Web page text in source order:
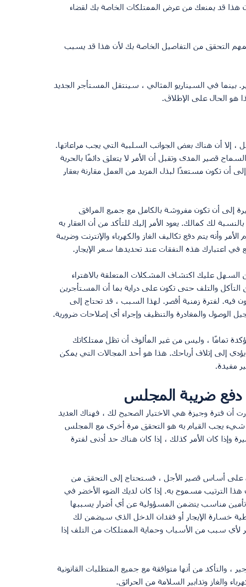
هذا قد يمنعك من عرض الممتلكات الخاصة بك لقضاء
التحقق من التفاصيل الخاصة بك لأن هذا قد يسبب
بينما في السيناريو المثالي ، سينتقل المستأجر الجديد
هو الحال على الإطلاق.
، إلا أن هناك بعض الجوانب السلبية التي يجب مراعاتها.
قصير المدى وتقبل أن الأمر لا يتعلق دائمًا بالحرية
أن تكون مستعدًا لبذل المزيد من العمل مقارنة بعقار
إلى أن تكون مفروشة بالكامل مع جميع المرافق
لك كمالك. يعود الأمر إليك للتأكد من أن العقار به
وأنه يتم دفع تكاليف الغاز والكهرباء والإنترنت وضريبة
في اعتبارك هذه النفقات عند تحديدها سعر الإيجار.
عليك اكتشاف المشكلات المتعلقة بالاهتراء
والتلف حتى تكون على دراية بما أن المستأجرين
فيه. لفترة زمنية أقصر. لهذا السبب ، قد تحتاج إلى
الوصول والمغادرة والتنظيف وإجراء أي إصلاحات ضرورية.
تمامًا ، وليس من غير المألوف أن تظل ممتلكاتك
إلى إتلاف أرباحك. هذا هو أحد المجالات التي يمكن
مفيدة.
دفع ضريبة المجلس
أن فترة وجيزة هي الاختيار الصحيح لك ، فهناك العديد
شيء يجب القيام به هو التحقق مرة أخرى مع المجلس
وإذا كان الأمر كذلك ، إذا كان هناك حد أدنى لفترة
على أساس قصير الأجل ، فستحتاج إلى التحقق من
الترتيب مسموح به. إذا كان لديك الضوء الأخضر في
تأمين مناسب يتضمن المسؤولية عن أي أضرار يسببها
خسارة الإيجار أو فقدان الدخل الذي سيضمن لك
لأي سبب من الأسباب وحماية الممتلكات من التلف إذا
، والتأكد من أنها متوافقة مع جميع المتطلبات القانونية
والغاز وتدابير السلامة من الحرائق.